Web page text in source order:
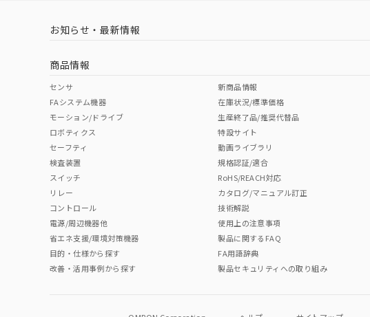
サージオン電流耐量
中国 RoHS 注意事項・凡例
中国 RoHS表
Pb Hg Cr(VI)
"対応済み"や非含有の記載がされた商品であっても、流通在庫等で未対
非含有品が必要な際は、弊社営業部門もしくは販売店へお問い合わせくだ
（イギリス
（ノルウェー
お知らせ・最新情報
商品情報
センサ
FAシステム機器
モーション/ドライブ
ロボティクス
セーフティ
検査装置
スイッチ
リレー
コントロール
電源/周辺機器他
省エネ支援/環境対策機器
目的・仕様から探す
改善・活用事例から探す
新商品情報
在庫状況/標準価格
生産終了品/推奨代替品
特設サイト
動画ライブラリ
規格認証/適合
RoHS/REACH対応
カタログ/マニュアル訂正
技術解説
使用上の注意事項
製品に関するFAQ
FA用語辞典
製品セキュリティへの取り組み